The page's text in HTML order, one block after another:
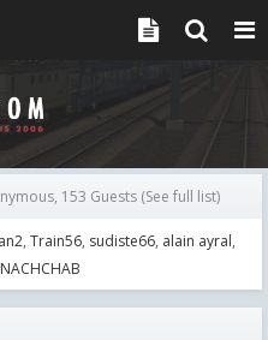
153 Guests (See full list)
Train56 sudiste66 alain ayral